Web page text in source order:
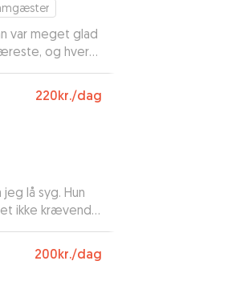
var meget glad
og hver
for at se dem.
og var blevet
220kr./dag
lå syg. Hun
ikke krævende
meget
200kr./dag